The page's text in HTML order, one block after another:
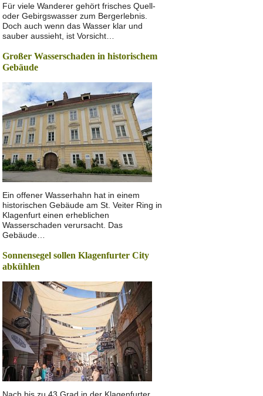
Für viele Wanderer gehört frisches Quell-
oder Gebirgswasser zum Bergerlebnis.
Doch auch wenn das Wasser klar und
sauber aussieht, ist Vorsicht…
Großer Wasserschaden in historischem
Gebäude
Ein offener Wasserhahn hat in einem
historischen Gebäude am St. Veiter Ring in
Klagenfurt einen erheblichen
Wasserschaden verursacht. Das
Gebäude…
Sonnensegel sollen Klagenfurter City
abkühlen
Nach bis zu 43 Grad in der Klagenfurter